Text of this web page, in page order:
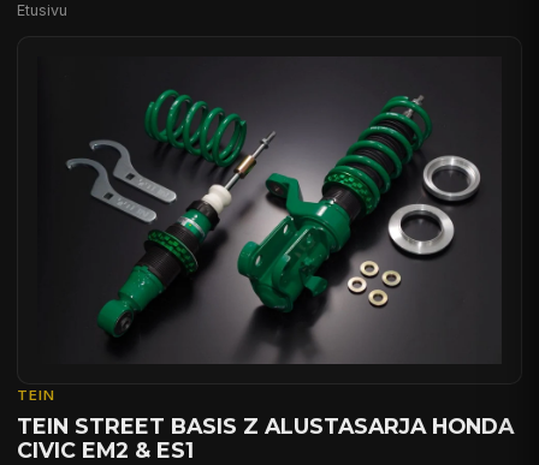
Etusivu
TEIN
TEIN STREET BASIS Z ALUSTASARJA HONDA
CIVIC EM2 & ES1